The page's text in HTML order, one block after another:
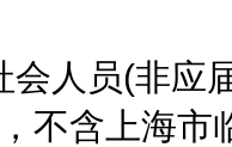
员(非应届
不含上海